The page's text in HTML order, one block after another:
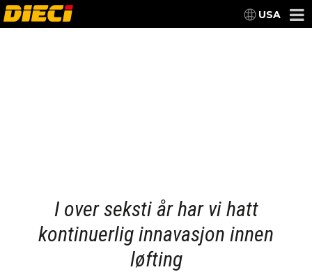
USA
I over seksti år har vi hatt
kontinuerlig innavasjon innen
løfting